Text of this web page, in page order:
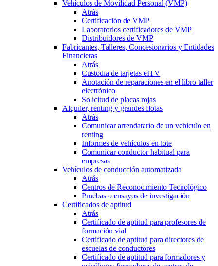
Vehículos de Movilidad Personal (VMP)
Atrás
Certificación de VMP
Laboratorios certificadores de VMP
Distribuidores de VMP
Fabricantes, Talleres, Concesionarios y Entidades
Financieras
Atrás
Custodia de tarjetas eITV
Anotación de reparaciones en el libro taller
electrónico
Solicitud de placas rojas
Alquiler, renting y grandes flotas
Atrás
Comunicar arrendatario de un vehículo en
renting
Informes de vehículos en lote
Comunicar conductor habitual para
empresas
Vehículos de conducción automatizada
Atrás
Centros de Reconocimiento Tecnológico
Pruebas o ensayos de investigación
Certificados de aptitud
Atrás
Certificado de aptitud para profesores de
formación vial
Certificado de aptitud para directores de
escuelas de conductores
Certificado de aptitud para formadores y